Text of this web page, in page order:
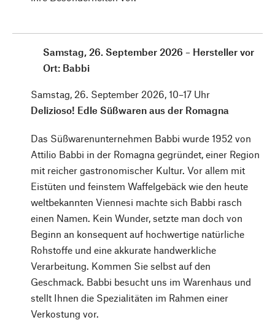
Samstag, 26. September 2026 – Hersteller vor
Ort: Babbi
Samstag, 26. September 2026, 10–17 Uhr
Delizioso! Edle Süßwaren aus der Romagna
Das Süßwarenunternehmen Babbi wurde 1952 von
Attilio Babbi in der Romagna gegründet, einer Region
mit reicher gastronomischer Kultur. Vor allem mit
Eistüten und feinstem Waffelgebäck wie den heute
weltbekannten Viennesi machte sich Babbi rasch
einen Namen. Kein Wunder, setzte man doch von
Beginn an konsequent auf hochwertige natürliche
Rohstoffe und eine akkurate handwerkliche
Verarbeitung. Kommen Sie selbst auf den
Geschmack. Babbi besucht uns im Warenhaus und
stellt Ihnen die Spezialitäten im Rahmen einer
Verkostung vor.